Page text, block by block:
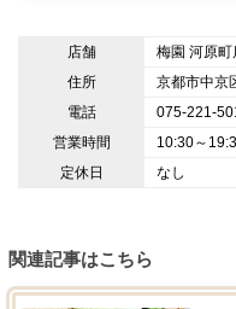
店舗
梅園 河原町
住所
京都市中京
電話
075-221-
営業時間
10:30～
定休日
なし
関連記事はこちら